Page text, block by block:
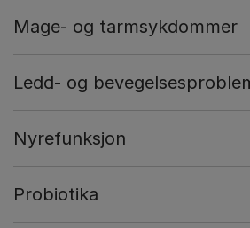
Mage- og tarmsykdommer
Ledd- og
Nyrefunksjon
Probiotika